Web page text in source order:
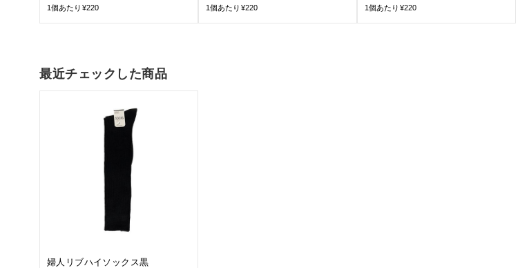
1個あたり¥220 1個あたり¥220 1個あたり¥220
最近チェックした商品
婦人リブハイソックス黒